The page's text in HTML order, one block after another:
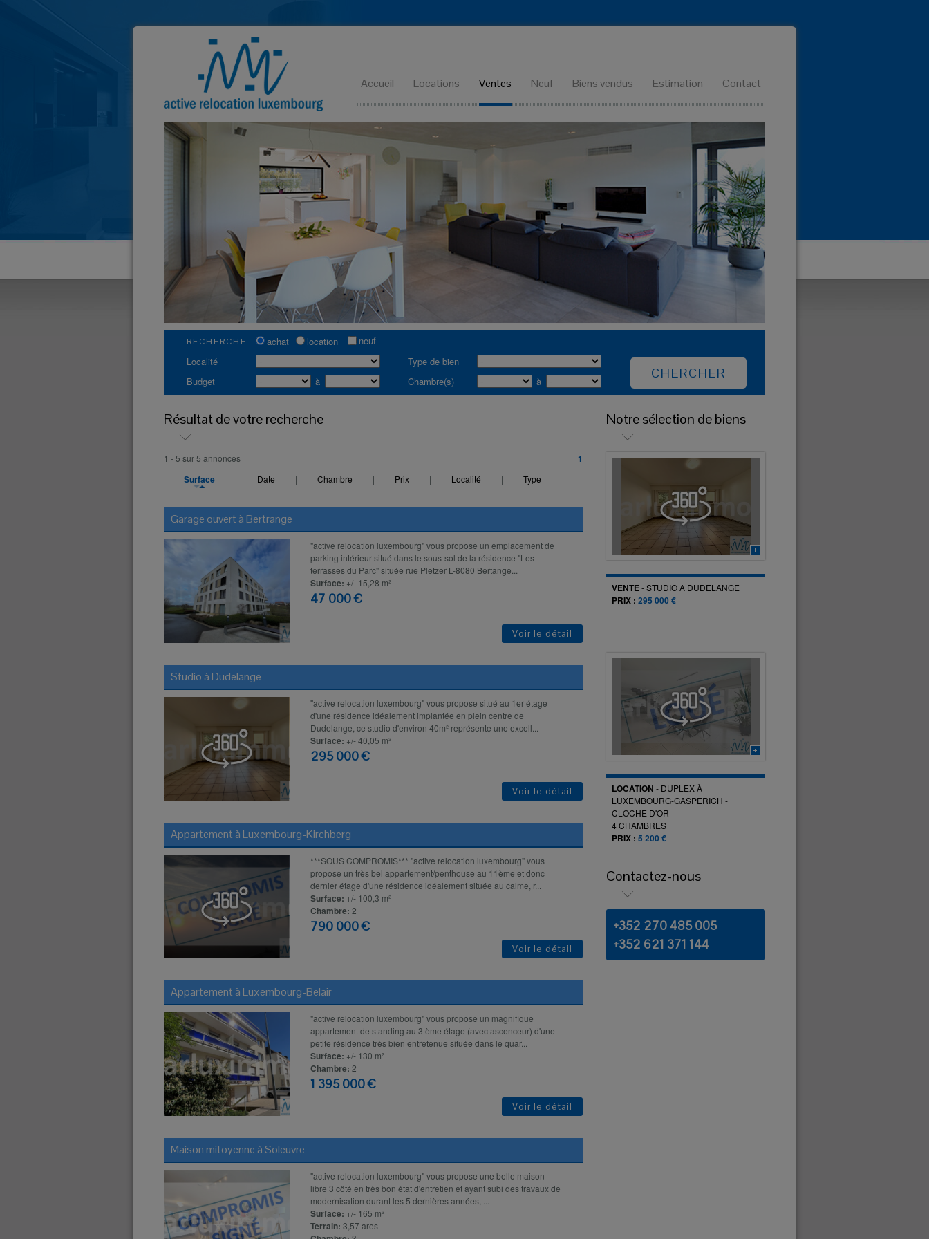
Accueil Locations Ventes Neuf Biens vendus Estimation Contact
RECHERCHE achat location
neuf
Localité
Type de bien
Budget
à Chambre(s) à
Résultat de votre recherche
1 - 5 sur 5 annonces
1
Surface
| Date | Chambre | Prix | Localité | Type
Garage ouvert àBertrange
"active relocation luxembourg" vous propose un emplacement de
parking intérieur situé dans le sous-sol de la résidence "Les
terrasses du Parc" située rue Pletzer L-8080 Bertange...
Surface: +/- 15,28 m²
47 000 €
Voir le détail
Studio àDudelange
''active relocation luxembourg" vous propose situé au 1er étage
d'une résidence idéalement implantée en plein centre de
Dudelange, ce studio d'environ 40m² représente une excell...
Surface: +/- 40,05 m²
295 000 €
Voir le détail
Appartement àLuxembourg-Kirchberg
***SOUS COMPROMIS*** ''active relocation luxembourg" vous
propose un très bel appartement/penthouse au 11ème et donc
dernier étage d'une résidence idéalement située au calme, r...
Surface: +/- 100,3 m²
Chambre: 2
790 000 €
Voir le détail
Appartement àLuxembourg-Belair
"active relocation luxembourg" vous propose un magnifique
appartement de standing au 3 ème étage (avec ascenceur) d'une
petite résidence très bien entretenue située dans le quar...
Surface: +/- 130 m²
Chambre: 2
1 395 000 €
Voir le détail
Maison mitoyenne àSoleuvre
"active relocation luxembourg" vous propose une belle maison
libre 3 côté en très bon état d'entretien et ayant subi des travaux de
modernisation durant les 5 dernières années, ...
Surface: +/- 165 m²
Terrain: 3,57 ares
Notre sélection de biens
VENTE-STUDIOÀ DUDELANGE
PRIX : 295 000 €
LOCATION - DUPLEXÀ
LUXEMBOURG-GASPERICH -
CLOCHE D'OR
4CHAMBRES
PRIX : 5 200 €
Contactez-nous
+352 270 485 005
+352 621 371 144